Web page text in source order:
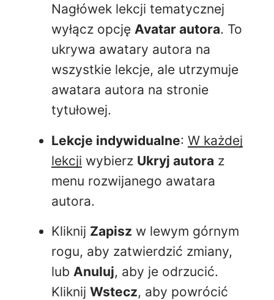
Nagłówek lekcji tematycznej
wyłącz opcję Avatar autora. To
ukrywa awatary autora na
wszystkie lekcje, ale utrzymuje
awatara autora na stronie
tytułowej.
Lekcje indywidualne: W każdej
lekcji wybierz Ukryj autora z
menu rozwijanego awatara
autora.
Kliknij Zapisz w lewym górnym
rogu, aby zatwierdzić zmiany,
lub Anuluj, aby je odrzucić.
Kliknij Wstecz, aby powrócić